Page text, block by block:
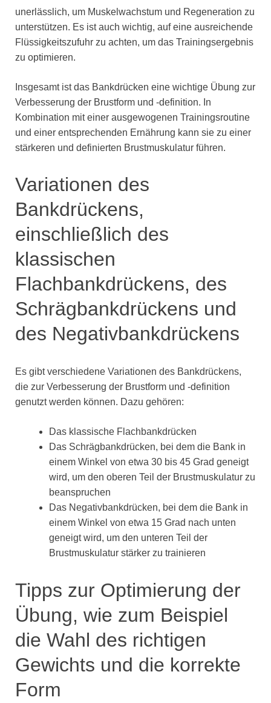
unerlässlich, um Muskelwachstum und Regeneration zu
unterstützen. Es ist auch wichtig, auf eine ausreichende
Flüssigkeitszufuhr zu achten, um das Trainingsergebnis
zu optimieren.
Insgesamt ist das Bankdrücken eine wichtige Übung zur
Verbesserung der Brustform und -definition. In
Kombination mit einer ausgewogenen Trainingsroutine
und einer entsprechenden Ernährung kann sie zu einer
stärkeren und definierten Brustmuskulatur führen.
Variationen des
Bankdrückens,
einschließlich des
klassischen
Flachbankdrückens, des
Schrägbankdrückens und
des Negativbankdrückens
Es gibt verschiedene Variationen des Bankdrückens,
die zur Verbesserung der Brustform und -definition
genutzt werden können. Dazu gehören:
Das klassische Flachbankdrücken
Das Schrägbankdrücken, bei dem die Bank in
einem Winkel von etwa 30 bis 45 Grad geneigt
wird, um den oberen Teil der Brustmuskulatur zu
beanspruchen
Das Negativbankdrücken, bei dem die Bank in
einem Winkel von etwa 15 Grad nach unten
geneigt wird, um den unteren Teil der
Brustmuskulatur stärker zu trainieren
Tipps zur Optimierung der
Übung, wie zum Beispiel
die Wahl des richtigen
Gewichts und die korrekte
Form